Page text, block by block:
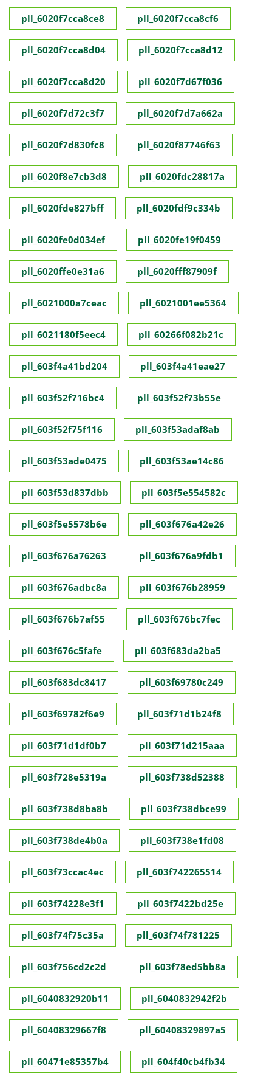
pll_6020f7cca8ce8 pll_6020f7cca8cf6
pll_6020f7cca8d04 pll_6020f7cca8d12
pll_6020f7cca8d20 pll_6020f7d67f036
pll_6020f7d72c3f7 pll_6020f7d7a662a
pll_6020f7d830fc8 pll_6020f87746f63
pll_6020f8e7cb3d8 pll_6020fdc28817a
pll_6020fde827bff pll_6020fdf9c334b
pll_6020fe0d034ef pll_6020fe19f0459
pll_6020ffe0e31a6 pll_6020fff87909f
pll_6021000a7ceac pll_6021001ee5364
pll_6021180f5eec4 pll_60266f082b21c
pll_603f4a41bd204 pll_603f4a41eae27
pll_603f52f716bc4 pll_603f52f73b55e
pll_603f52f75f116 pll_603f53adaf8ab
pll_603f53ade0475 pll_603f53ae14c86
pll_603f53d837dbb pll_603f5e554582c
pll_603f5e5578b6e pll_603f676a42e26
pll_603f676a76263 pll_603f676a9fdb1
pll_603f676adbc8a pll_603f676b28959
pll_603f676b7af55 pll_603f676bc7fec
pll_603f676c5fafe pll_603f683da2ba5
pll_603f683dc8417 pll_603f69780c249
pll_603f69782f6e9 pll_603f71d1b24f8
pll_603f71d1df0b7 pll_603f71d215aaa
pll_603f728e5319a pll_603f738d52388
pll_603f738d8ba8b pll_603f738dbce99
pll_603f738de4b0a pll_603f738e1fd08
pll_603f73ccac4ec pll_603f742265514
pll_603f74228e3f1 pll_603f7422bd25e
pll_603f74f75c35a pll_603f74f781225
pll_603f756cd2c2d pll_603f78ed5bb8a
pll_6040832920b11 pll_6040832942f2b
pll_60408329667f8 pll_60408329897a5
pll_60471e85357b4 pll_604f40cb4fb34